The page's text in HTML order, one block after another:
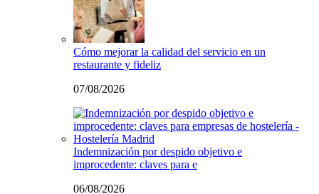
Cómo mejorar la calidad del servicio en un
restaurante y fideliz
07/08/2026
Indemnización por despido objetivo e
improcedente: claves para e
06/08/2026